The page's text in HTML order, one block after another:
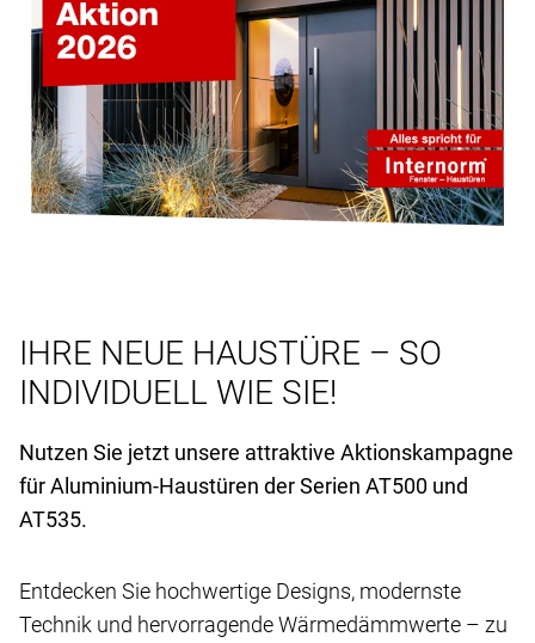
IHRE NEUE HAUSTÜRE – SO
INDIVIDUELL WIE SIE!
Nutzen Sie jetzt unsere attraktive Aktionskampagne
für Aluminium-Haustüren der Serien AT500 und
AT535.
Entdecken Sie hochwertige Designs, modernste
Technik und hervorragende Wärmedämmwerte – zu